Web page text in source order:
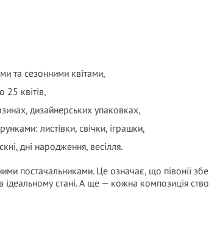
та сезонними квітами,
25 квітів,
дизайнерських упаковках,
листівки, свічки, іграшки,
дні народження, весілля.
постачальниками. Це означає, що півонії
ідеальному стані. А ще — кожна композиція